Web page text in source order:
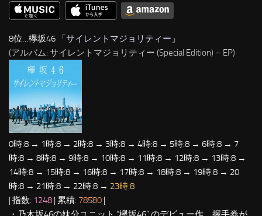
8位…欅坂46 「サイレントマジョリティー 」
(アルバム: サイレントマジョリティー (Special Edition) – EP)
0時:8 → 1時:8 → 2時:8 → 3時:8 → 4時:8 → 5時:8 → 6時:8 → 7
時:8 → 8時:8 → 9時:8 → 10時:8 → 11時:8 → 12時:8 → 13時:8 →
14時:8 → 15時:8 → 16時:8 → 17時:8 → 18時:8 → 19時:8 → 20
時:8 → 21時:8 → 22時:8 → 23時:8
| 指数: 1248 | 累積: 78580 |